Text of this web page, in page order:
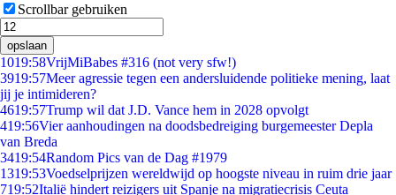
Scrollbar gebruiken
opslaan
1019:58VrijMiBabes #316 (not very sfw!)
3919:57Meer agressie tegen een andersluidende politieke mening, laat
jij je intimideren?
4619:57Trump wil dat J.D. Vance hem in 2028 opvolgt
419:56Vier aanhoudingen na doodsbedreiging burgemeester Depla
van Breda
3419:54Random Pics van de Dag #1979
1319:53Voedselprijzen wereldwijd op hoogste niveau in ruim drie jaar
719:52Italië hindert reizigers uit Spanje na migratiecrisis Ceuta